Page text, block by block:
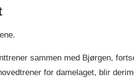
sammen med Bjørgen,
for damelaget, blir